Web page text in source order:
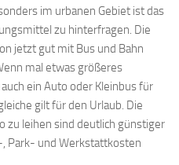
im urbanen Gebiet ist das
zu hinterfragen. Die
jetzt gut mit Bus und Bahn
mal etwas größeres
ein Auto oder Kleinbus für
gilt für den Urlaub. Die
zu leihen sind deutlich günstiger
Park- und Werkstattkosten